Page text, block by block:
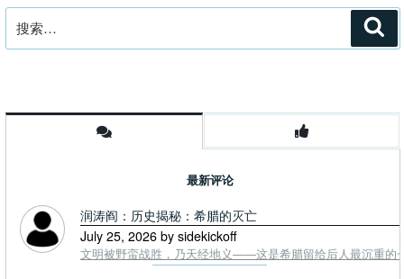
索：
最新评论
润涛阎：历史揭秘：希腊的灭亡
July 25, 2026 by sidekickoff
文明被野蛮战胜，乃天经地义——这是希腊留给后人最沉重的